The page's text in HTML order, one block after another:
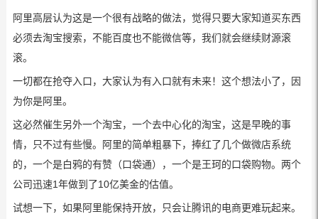
阿里高层认为这是一个很有战略的做法，觉得只要大家知道买东西
必须去淘宝搜索，不能百度也不能微信等，我们就会继续财源滚
滚。
一切都在抢夺入口，大家认为有入口就有未来！这个想法小了，因
为你是阿里。
这必然催生另外一个淘宝，一个去中心化的淘宝，这是早晚的事
情，只不过有些慢。阿里的简单粗暴下，捧红了几个做微店系统
的，一个是白鸦的有赞（口袋通），一个是王珂的口袋购物。两个
公司迅速1年做到了10亿美金的估值。
试想一下，如果阿里能保持开放，只会让腾讯的电商更难玩起来。